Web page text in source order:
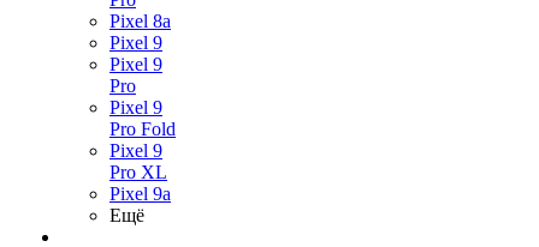
Pixel 8a
Pixel 9
Pixel 9
Pro
Pixel 9
Pro Fold
Pixel 9
Pro XL
Pixel 9a
Ещё